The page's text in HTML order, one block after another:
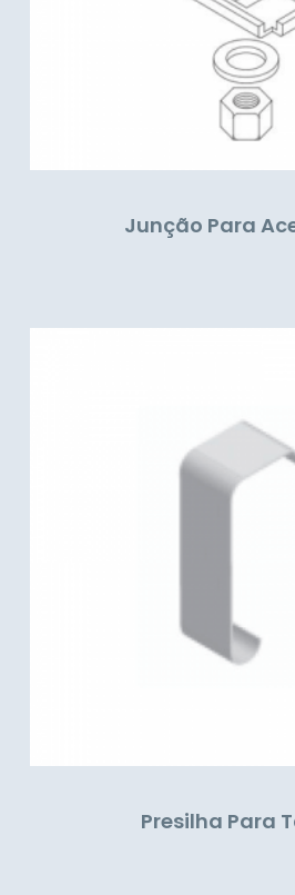
Junção Para
Presilha Para